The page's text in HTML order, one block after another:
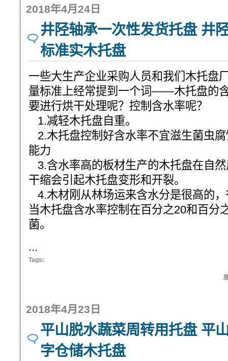
2018年4月24日
井陉轴承一次性发货托盘 井
标准实木托盘
一些大生产企业采购人员和我们木托盘
量标准上经常提到一个词——木托盘的
要进行烘干处理呢？控制含水率呢？
1.减轻木托盘自重。
2.木托盘控制好含水率不宜滋生菌虫
能力
3.含水率高的板材生产的木托盘在自
干缩会引起木托盘变形和开裂。
4.木材刚从林场运来含水分是很高的
当木托盘含水率控制在百分之20和百分
菌。
...
Tags:
2018年4月23日
平山脱水蔬菜周转用托盘 平
字仓储木托盘